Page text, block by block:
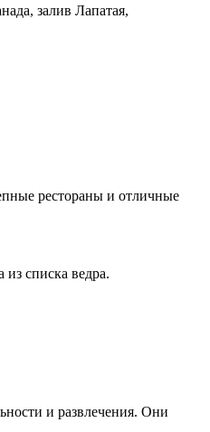
залив Лапатая,
рестораны и отличные
списка ведра.
и развлечения. Они